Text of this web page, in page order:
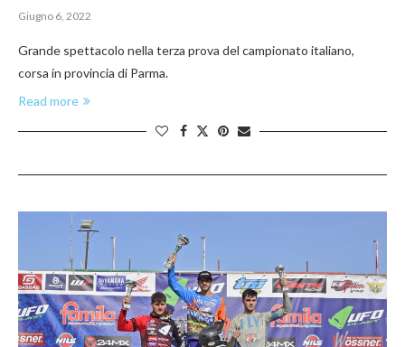
Giugno 6, 2022
Grande spettacolo nella terza prova del campionato italiano,
corsa in provincia di Parma.
Read more